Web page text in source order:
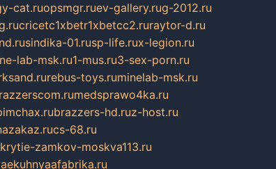
cat.ruopsmgr.ruev-gallery.rug-2012.ru
cricetc1xbetr1xbetcc2.ruraytor-d.ru
sindika-01.rusp-life.rux-legion.ru
lab-msk.ru1-mus.ru3-sex-porn.ru
rebus-toys.ruminelab-msk.ru
medsprawo4ka.ru
brazzers-hd.ruz-host.ru
cs-68.ru
zamkov-moskva113.ru